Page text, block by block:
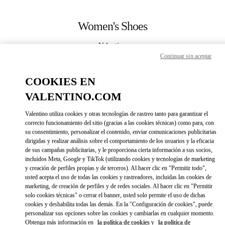
Women's Shoes
Valentino
MORE DETAILS
DIRECCIONESLINK OPENS IN
COOKIES EN
VALENTINO.COM
Valentino utiliza cookies y otras tecnologías de rastreo tanto para garantizar el
correcto funcionamiento del sitio (gracias a las cookies técnicas) como para, con
su consentimiento, personalizar el contenido, enviar comunicaciones publicitarias
dirigidas y realizar análisis sobre el comportamiento de los usuarios y la eficacia
de sus campañas publicitarias, y le proporciona cierta información a sus socios,
incluidos Meta, Google y TikTok (utilizando cookies y tecnologías de marketing
y creación de perfiles propias y de terceros). Al hacer clic en "Permitir todo",
usted acepta el uso de todas las cookies y rastreadores, incluidas las cookies de
marketing, de creación de perfiles y de redes sociales. Al hacer clic en "Permitir
solo cookies técnicas" o cerrar el banner, usted solo permite el uso de dichas
cookies y deshabilita todas las demás. En la "Configuración de cookies", puede
personalizar sus opciones sobre las cookies y cambiarlas en cualquier momento.
Obtenga más información en la política de cookies y la política de
Continuar sin aceptar